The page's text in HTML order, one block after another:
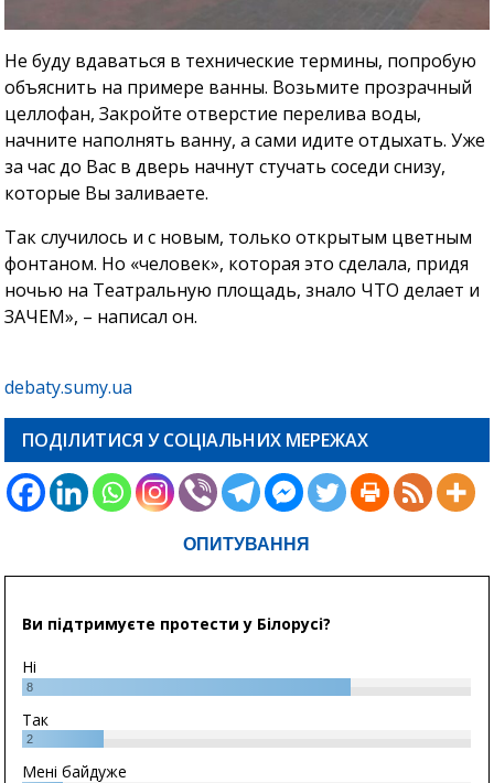
Не буду вдаваться в технические термины, попробую
объяснить на примере ванны. Возьмите прозрачный
целлофан, Закройте отверстие перелива воды,
начните наполнять ванну, а сами идите отдыхать. Уже
за час до Вас в дверь начнут стучать соседи снизу,
которые Вы заливаете.
Так случилось и с новым, только открытым цветным
фонтаном. Но «человек», которая это сделала, придя
ночью на Театральную площадь, знало ЧТО делает и
ЗАЧЕМ», – написал он.
debaty.sumy.ua
ПОДІЛИТИСЯ У СОЦІАЛЬНИХ МЕРЕЖАХ
ОПИТУВАННЯ
Ви підтримуєте протести у Білорусі?
Ні
8
Так
2
Мені байдуже